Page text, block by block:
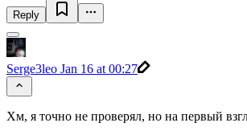
Reply
Serge3leo Jan 16 at 00:27
Хм, я точно не проверял, но на первый